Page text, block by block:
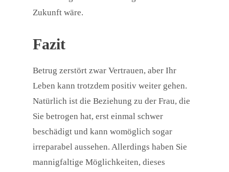
Zukunft wäre.
Fazit
Betrug zerstört zwar Vertrauen, aber Ihr
Leben kann trotzdem positiv weiter gehen.
Natürlich ist die Beziehung zu der Frau, die
Sie betrogen hat, erst einmal schwer
beschädigt und kann womöglich sogar
irreparabel aussehen. Allerdings haben Sie
mannigfaltige Möglichkeiten, dieses